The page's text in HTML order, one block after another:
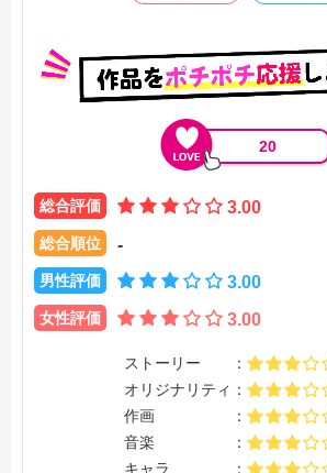
20
総合評価 3.00
総合順位 -
男性評価 3.00
女性評価 3.00
ストーリー
オリジナリティ
作画
音楽
キャラ